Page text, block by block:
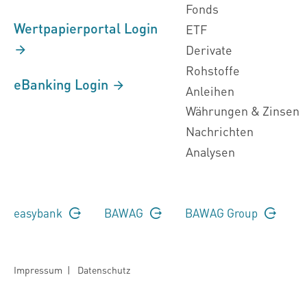
Wertpapierportal Login
eBanking Login
Fonds
ETF
Derivate
Rohstoffe
Anleihen
Währungen & Zinsen
Nachrichten
Analysen
easybank BAWAG BAWAG Group
Impressum | Datenschutz